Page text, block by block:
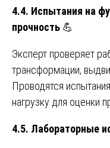
4.4. Испытания на
прочность 💪
Эксперт проверяет
трансформации,
Проводятся
нагрузку для оценки
4.5. Лабораторные